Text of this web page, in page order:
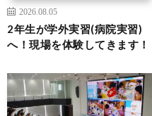
2026.08.05
2年生が学外実習(病院実習)
へ！現場を体験してきます！